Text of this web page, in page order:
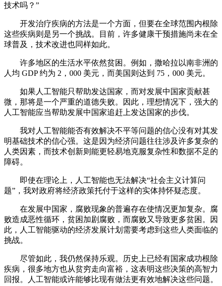
技术吗？”
开发治疗疾病的方法是一个方面，但要在全球范围内根除
这些疾病则是另一个挑战。目前，许多健康干预措施尚未在全
球普及，技术改进也同样如此。
许多地区的生活水平依然贫困。例如，撒哈拉以南非洲的
人均 GDP 约为 2，000 美元，而美国则达到 75，000 美元。
如果人工智能只帮助发达国家，而对发展中国家贡献甚
微，那将是一个严重的道德失败。因此，理想情况下，强大的
人工智能应当帮助发展中国家追赶上发达国家的步伐。
我对人工智能能否有效解决不平等问题的信心没有对其发
明基础技术的信心强。这是因为经济问题往往涉及许多复杂的
人类因素，而技术创新则能更轻易地克服复杂性和数据不足的
障碍。
即使在理论上，人工智能也无法解决“社会主义计算问
题”，我对政府将经济政策托付于这样的实体持怀疑态度。
在发展中国家，腐败现象的普遍存在使情况更加复杂。腐
败造成恶性循环，贫困加剧腐败，而腐败又导致更多贫困。因
此，人工智能驱动的经济发展计划需要考虑到这些人类面临的
挑战。
尽管如此，我仍然保持乐观。历史上已经有国家成功根除
疾病，很多地方也从贫穷走向富裕，这表明这些决策的高智力
回报。人工智能或许能够比现有做法更有效地解决这些问题。